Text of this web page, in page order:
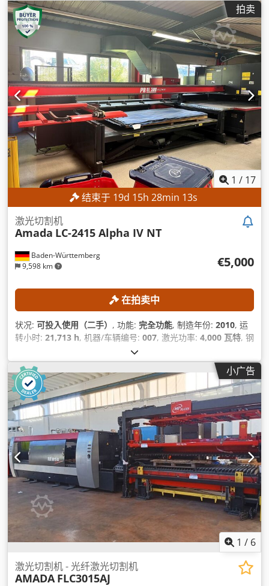
拍卖
1 / 17
结束于 19d 15h 28min 11s
Baden-Württemberg
9,598 km
激光切割机
Amada LC-2415 Alpha IV NT
€5,000
在拍卖中
状况: 可投入使用（二手） , 功能: 完全功能, 制造年份: 2010, 运
转小时: 21,713 h, 机器/车辆编号: 007, 激光功率: 4,000 瓦特, 钢
, 不锈钢板厚度（最大）:
厚度（最大）:8 毫米, X轴行程:2,520 毫米, Y轴行程:1,550 毫
米, Z轴移动距离:300 毫米, 小广告
1 / 6
激光切割机 - 光纤激光切割机
AMADA FLC3015AJ